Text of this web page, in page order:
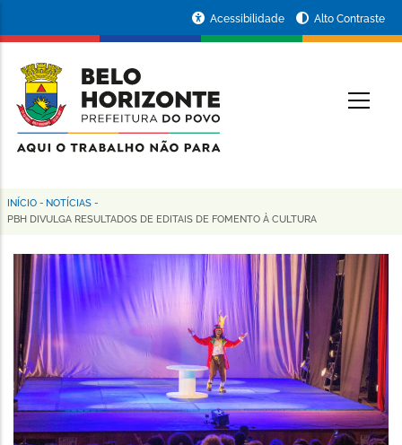
conteúdo
principal
da
Prefeitura
de
Horizonte
Acessibilidade Alto Contraste
Trilha
navegação
INÍCIO - NOTÍCIAS -
PBH DIVULGA RESULTADOS DE EDITAIS DE FOMENTO À CULTURA